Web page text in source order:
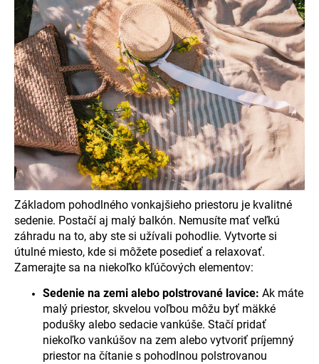
Základom pohodlného vonkajšieho priestoru je kvalitné
sedenie. Postačí aj malý balkón. Nemusíte mať veľkú
záhradu na to, aby ste si užívali pohodlie. Vytvorte si
útulné miesto, kde si môžete posedieť a relaxovať.
Zamerajte sa na niekoľko kľúčových elementov:
Sedenie na zemi alebo polstrované lavice: Ak máte
malý priestor, skvelou voľbou môžu byť mäkké
podušky alebo sedacie vankúše. Stačí pridať
niekoľko vankúšov na zem alebo vytvoriť príjemný
priestor na čítanie s pohodlnou polstrovanou